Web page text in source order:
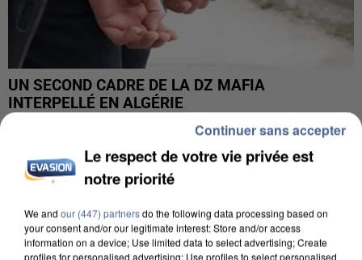
UN SECOND CADRE DE LA DZ MAFIA
INTERPELLÉ EN ALGÉRIE
Le respect de votre vie privée est
notre priorité
We and our (447) partnersdo the following data processing based on
your consent and/or our legitimate interest: Store and/or access
information on a device; Use limited data to select advertising; Create
profiles for personalised advertising; Use profiles to select personalised
Continuer sans accepter